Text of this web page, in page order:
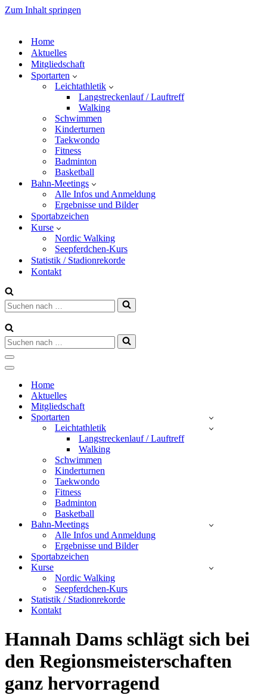
Zum Inhalt springen
Home
Aktuelles
Mitgliedschaft
Sportarten
Leichtathletik
Langstreckenlauf / Lauftreff
Walking
Schwimmen
Kinderturnen
Taekwondo
Fitness
Badminton
Basketball
Bahn-Meetings
Alle Infos und Anmeldung
Ergebnisse und Bilder
Sportabzeichen
Kurse
Nordic Walking
Seepferdchen-Kurs
Statistik / Stadionrekorde
Kontakt
Suchen
nach …
Suchen
nach …
Navigationsmenü
Navigationsmenü
Home
Aktuelles
Mitgliedschaft
Sportarten
Leichtathletik
Langstreckenlauf / Lauftreff
Walking
Schwimmen
Kinderturnen
Taekwondo
Fitness
Badminton
Basketball
Bahn-Meetings
Alle Infos und Anmeldung
Ergebnisse und Bilder
Sportabzeichen
Kurse
Nordic Walking
Seepferdchen-Kurs
Statistik / Stadionrekorde
Kontakt
Hannah Dams schlägt sich bei
den Regionsmeisterschaften
ganz hervorragend